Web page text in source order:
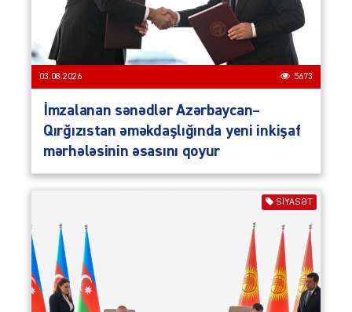
03.08.2026 5673
İmzalanan sənədlər Azərbaycan–
Qırğızıstan əməkdaşlığında yeni inkişaf
mərhələsinin əsasını qoyur
SIYASƏT